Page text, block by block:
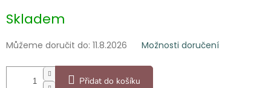
cena:
Skladem
Můžeme doručit do: 11.8.2026 Možnosti doručení
Přidat do košíku